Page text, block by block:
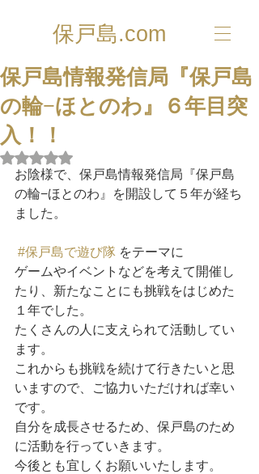
保戸島.com
保戸島情報発信局『保戸島
の輪−ほとのわ』６年目突
入！！
5つ星のうちNaNと評価されています。
お陰様で、保戸島情報発信局『保戸島
の輪−ほとのわ』を開設して５年が経ち
ました。
#保戸島で遊び隊 をテーマに
ゲームやイベントなどを考えて開催し
たり、新たなことにも挑戦をはじめた
１年でした。
たくさんの人に支えられて活動してい
ます。
これからも挑戦を続けて行きたいと思
いますので、ご協力いただければ幸い
です。
自分を成長させるため、保戸島のため
に活動を行っていきます。
今後とも宜しくお願いいたします。